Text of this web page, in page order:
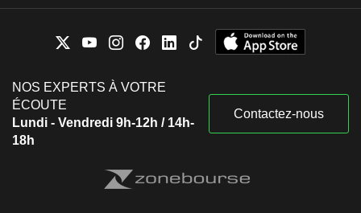
NOS EXPERTS À VOTRE
ÉCOUTE
Lundi - Vendredi 9h-12h / 14h-
18h
Contactez-nous